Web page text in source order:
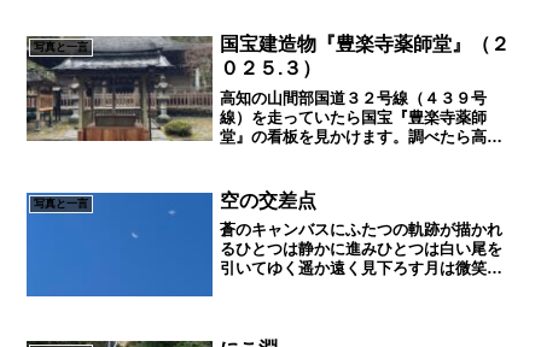
いて、頂上の木道のロープ...
写真と一言
国宝建造物『豊楽寺薬師堂』（２
０２５.３）
高知の山間部国道３２号線（４３９号
線）を走っていたら国宝『豊楽寺薬師
堂』の看板を見かけます。調べたら高知
少し上ったところにあり、駐車場もトイ
レもあり行きやすかったです。...
写真と一言 空の交差点
蒼のキャンバスにふたつの軌跡が描かれ
るひとつは静かに進みひとつは白い尾を
引いてゆく遥か遠く見下ろす月は微笑ん